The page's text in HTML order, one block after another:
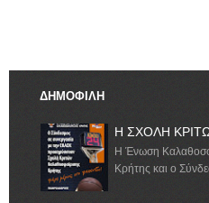
ΔΗΜΟΦΙΛΗ
Η ΣΧΟΛΗ
Η Ένωση
Κρήτης και ο